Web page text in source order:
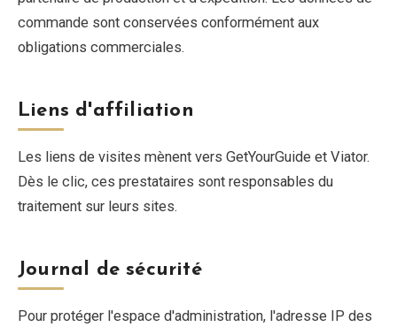
commande sont conservées conformément aux
obligations commerciales.
Liens d'affiliation
Les liens de visites mènent vers GetYourGuide et Viator.
Dès le clic, ces prestataires sont responsables du
traitement sur leurs sites.
Journal de sécurité
Pour protéger l'espace d'administration, l'adresse IP des